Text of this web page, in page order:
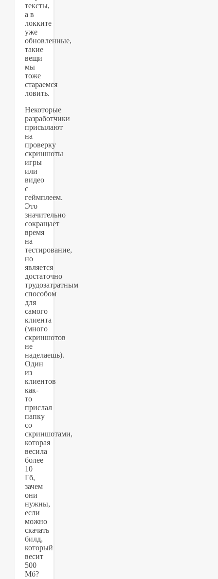
тексты,
а в
локките
уже
обновленные,
такие
вещи
мы
тоже
стараемся
ловить.
Некоторые
разработчики
присылают
на
проверку
скриншоты
игры
или
видео
с
геймплеем.
Это
значительно
сокращает
время
на
тестирование,
но
является
достаточно
трудозатратным
способом
для
самого
клиента
(много
скриншотов
не
наделаешь).
Один
из
клиентов
как-
то
прислал
папку
со
скриншотами,
которая
весила
более
10
Гб,
зачем
они
нужны,
если
можно
скачать
билд,
который
весит
500
Мб?